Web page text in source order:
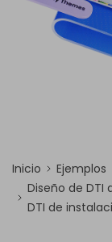
Inicio
Ejemplos
Diseño de
DTI de